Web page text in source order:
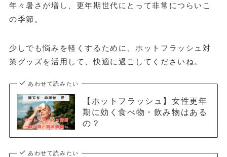
年々暑さが増し、更年期世代にとって非常につらいこ
の季節。
少しでも悩みを軽くするために、ホットフラッシュ対
策グッズを活用して、快適に過ごしてくださいね。
あわせて読みたい
【ホットフラッシュ】女性更年
期に効く食べ物・飲み物はある
の？
あわせて読みたい